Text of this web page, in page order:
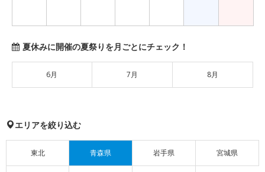
夏休みに開催の夏祭りを月ごとにチェック！
6月 7月 8月
エリアを絞り込む
東北 青森県 岩手県 宮城県